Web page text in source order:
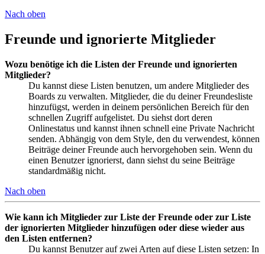
Nach oben
Freunde und ignorierte Mitglieder
Wozu benötige ich die Listen der Freunde und ignorierten
Mitglieder?
Du kannst diese Listen benutzen, um andere Mitglieder des
Boards zu verwalten. Mitglieder, die du deiner Freundesliste
hinzufügst, werden in deinem persönlichen Bereich für den
schnellen Zugriff aufgelistet. Du siehst dort deren
Onlinestatus und kannst ihnen schnell eine Private Nachricht
senden. Abhängig von dem Style, den du verwendest, können
Beiträge deiner Freunde auch hervorgehoben sein. Wenn du
einen Benutzer ignorierst, dann siehst du seine Beiträge
standardmäßig nicht.
Nach oben
Wie kann ich Mitglieder zur Liste der Freunde oder zur Liste
der ignorierten Mitglieder hinzufügen oder diese wieder aus
den Listen entfernen?
Du kannst Benutzer auf zwei Arten auf diese Listen setzen: In